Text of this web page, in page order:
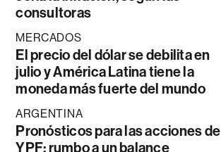
consultoras
MERCADOS
El precio del dólar se debilita en
julio y América Latina tiene la
moneda más fuerte del mundo
ARGENTINA
Pronósticos para las acciones de
YPF: rumbo a un balance